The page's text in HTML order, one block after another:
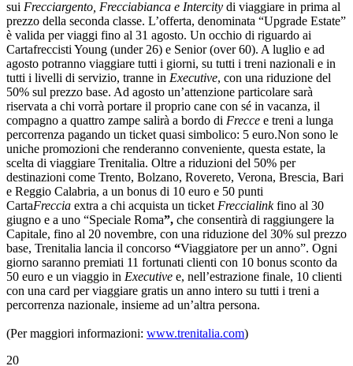
sui Frecciargento, Frecciabianca e Intercity di viaggiare in prima al
prezzo della seconda classe. L’offerta, denominata “Upgrade Estate”
è valida per viaggi fino al 31 agosto. Un occhio di riguardo ai
Cartafreccisti Young (under 26) e Senior (over 60). A luglio e ad
agosto potranno viaggiare tutti i giorni, su tutti i treni nazionali e in
tutti i livelli di servizio, tranne in Executive, con una riduzione del
50% sul prezzo base. Ad agosto un’attenzione particolare sarà
riservata a chi vorrà portare il proprio cane con sé in vacanza, il
compagno a quattro zampe salirà a bordo di Frecce e treni a lunga
percorrenza pagando un ticket quasi simbolico: 5 euro.Non sono le
uniche promozioni che renderanno conveniente, questa estate, la
scelta di viaggiare Trenitalia. Oltre a riduzioni del 50% per
destinazioni come Trento, Bolzano, Rovereto, Verona, Brescia, Bari
e Reggio Calabria, a un bonus di 10 euro e 50 punti
CartaFreccia extra a chi acquista un ticket Freccialinkfino al 30
giugno e a uno “Speciale Roma”, che consentirà di raggiungere la
Capitale, fino al 20 novembre, con una riduzione del 30% sul prezzo
base, Trenitalia lancia il concorso “Viaggiatore per un anno”. Ogni
giorno saranno premiati 11 fortunati clienti con 10 bonus sconto da
50 euro e un viaggio in Executive e, nell’estrazione finale, 10 clienti
con una card per viaggiare gratis un anno intero su tutti i treni a
percorrenza nazionale, insieme ad un’altra persona.
(Per maggiori informazioni: www.trenitalia.com)
20